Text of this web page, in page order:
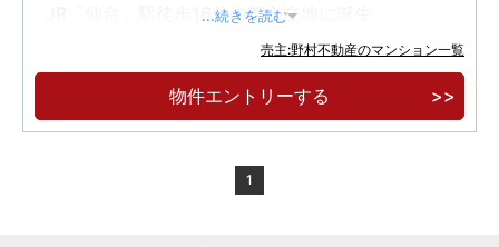
JR「仙台」駅徒歩16分の都心立地に誕生
『全邸南向き×免震構造×長期優良住宅認定』の
こだわりの邸宅
...続きを読む
売主:野村不動産のマンション一覧
物件エントリーする
1